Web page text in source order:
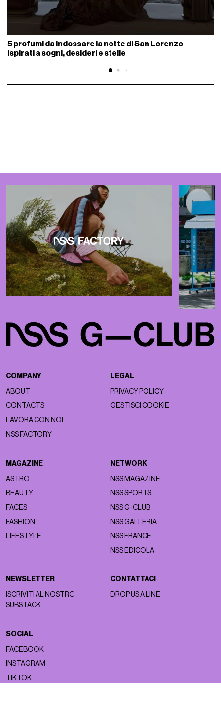
5 profumi da indossare la notte di San Lorenzo
ispirati a sogni, desideri e stelle
COMPANY
ABOUT
CONTACTS
LAVORA CON NOI
NSS FACTORY
LEGAL
PRIVACY POLICY
GESTISCI COOKIE
MAGAZINE
ASTRO
BEAUTY
FACES
FASHION
LIFESTYLE
NETWORK
NSS MAGAZINE
NSS SPORTS
NSS G-CLUB
NSS GALLERIA
NSS FRANCE
NSS EDICOLA
NEWSLETTER
ISCRIVITI AL NOSTRO
SUBSTACK
CONTATTACI
DROP US A LINE
SOCIAL
FACEBOOK
INSTAGRAM
TIKTOK